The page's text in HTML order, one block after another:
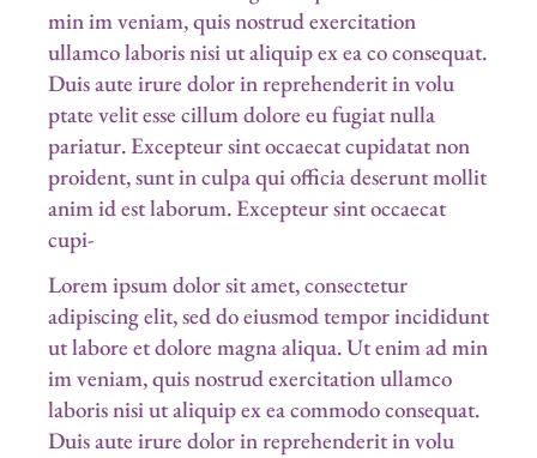
min im veniam, quis nostrud exercitation
ullamco laboris nisi ut aliquip ex ea co consequat.
Duis aute irure dolor in reprehenderit in volu
ptate velit esse cillum dolore eu fugiat nulla
pariatur. Excepteur sint occaecat cupidatat non
proident, sunt in culpa qui officia deserunt mollit
anim id est laborum. Excepteur sint occaecat
cupi-
Lorem ipsum dolor sit amet, consectetur
adipiscing elit, sed do eiusmod tempor incididunt
ut labore et dolore magna aliqua. Ut enim ad min
im veniam, quis nostrud exercitation ullamco
laboris nisi ut aliquip ex ea commodo consequat.
Duis aute irure dolor in reprehenderit in volu